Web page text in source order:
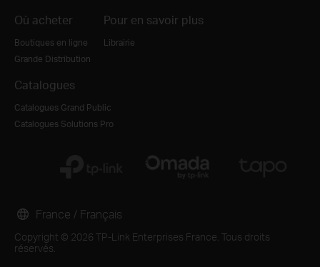
Où acheter
Boutiques en ligne
Grande Distribution
Pour en savoir plus
Librairie
Catalogues
Catalogues Grand Public
Catalogues Solutions Pro
Copyright © 2026 TP-Link Enterprises France. Tous droits
réservés.
France / Français